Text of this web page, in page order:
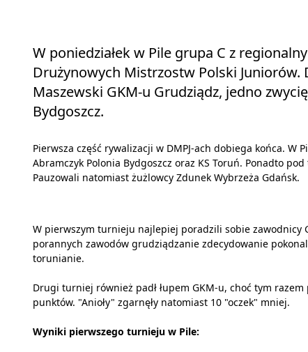
W poniedziałek w Pile grupa C z
Drużynowych Mistrzostw Polski
Maszewski GKM-u Grudziądz, jedno
Bydgoszcz.
Pierwsza część rywalizacji w DMPJ-ach dobiega końca. W
Abramczyk Polonia Bydgoszcz oraz KS Toruń. Ponadto
Pauzowali natomiast żużlowcy Zdunek Wybrzeża Gdańsk.
W pierwszym turnieju najlepiej poradzili sobie zawodnicy
porannych zawodów grudziądzanie zdecydowanie
torunianie.
Drugi turniej również padł łupem GKM-u, choć tym
punktów. "Anioły" zgarnęły natomiast 10 "oczek" mniej.
Wyniki pierwszego turnieju w Pile: